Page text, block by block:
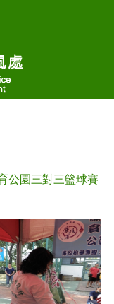
公園三對三籃球賽